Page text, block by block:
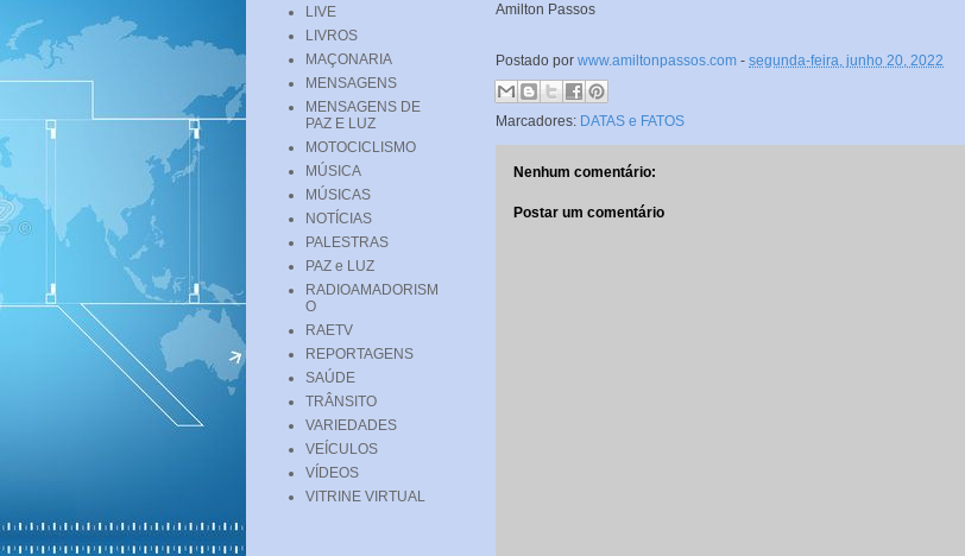
Amilton Passos
Postado por www.amiltonpassos.com - segunda-feira, junho 20, 2022
Marcadores: DATAS e FATOS
Nenhum comentário:
Postar um comentário
LIVE
LIVROS
MAÇONARIA
MENSAGENS
MENSAGENS DE
PAZ E LUZ
MOTOCICLISMO
MÚSICA
MÚSICAS
NOTÍCIAS
PALESTRAS
PAZ e LUZ
RADIOAMADORISM
O
RAETV
REPORTAGENS
SAÚDE
TRÂNSITO
VARIEDADES
VEÍCULOS
VÍDEOS
VITRINE VIRTUAL